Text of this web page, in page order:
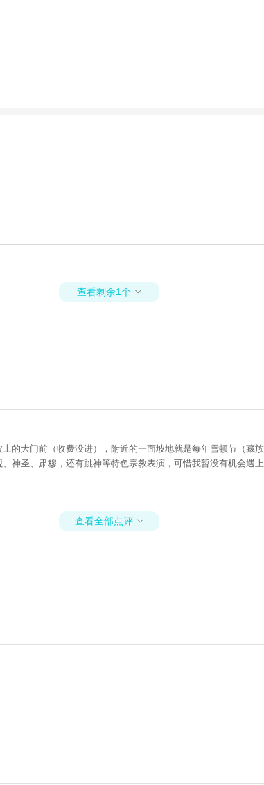
查看剩余1个 
大门前（收费没进），附近的一面坡地就是每年雪顿节（藏
圣、肃穆，还有跳神等特色宗教表演，可惜我暂没有机会遇
查看全部点评 